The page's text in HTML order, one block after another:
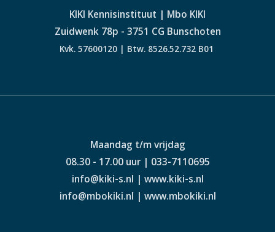
KIKI Kennisinstituut | Mbo KIKI
Zuidwenk 78p - 3751 CG Bunschoten
Kvk. 57600120 | Btw. 8526.52.732 B01
Maandag t/m vrijdag
08.30 - 17.00 uur | 033-7110695
info@kiki-s.nl | www.kiki-s.nl
info@mbokiki.nl | www.mbokiki.nl